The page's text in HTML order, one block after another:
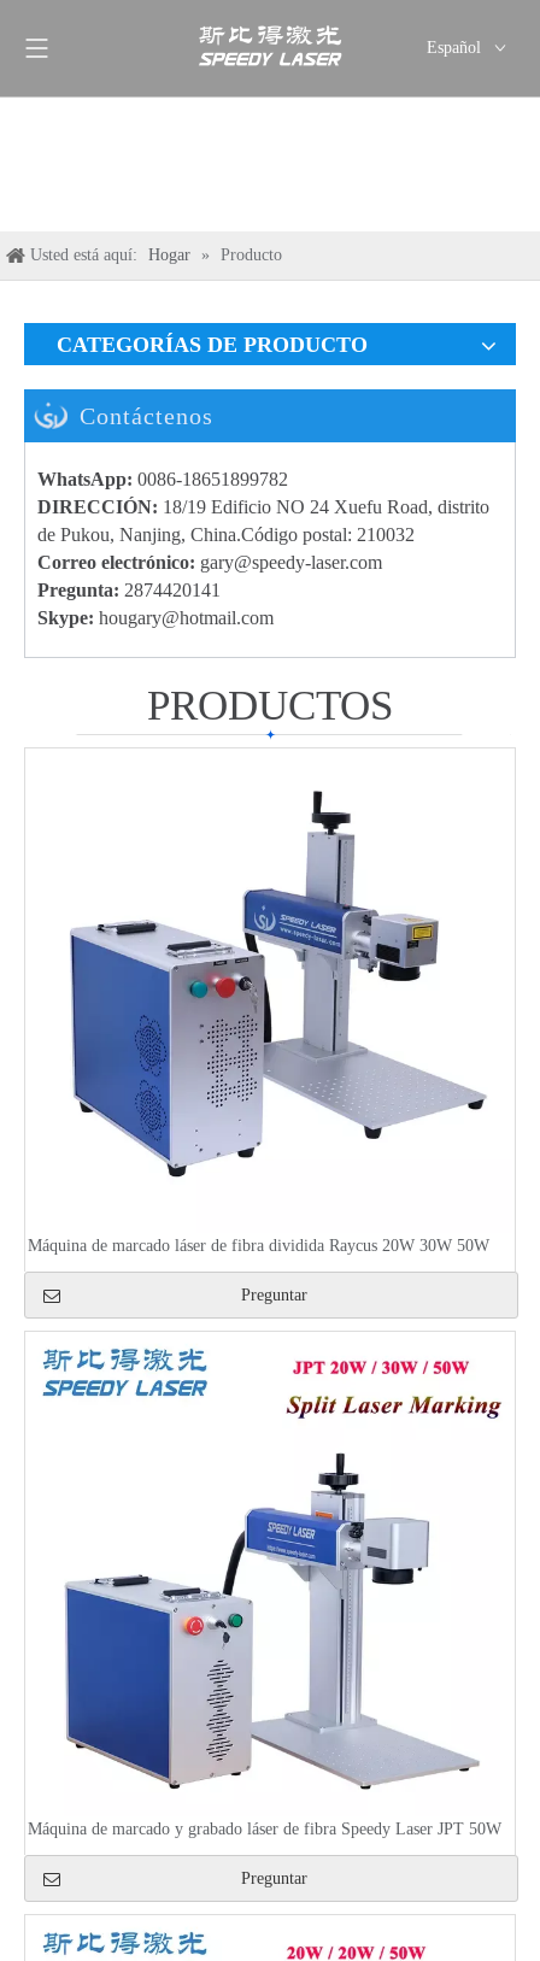
Español
Usted está aquí: Hogar » Producto
CATEGORÍAS DE PRODUCTO
Contáctenos
WhatsApp: 0086-18651899782
DIRECCIÓN: 18/19 Edificio NO 24 Xuefu Road, distrito
de Pukou, Nanjing, China.Código postal: 210032
Correo electrónico: gary@speedy-laser.com
Pregunta: 2874420141
Skype: hougary@hotmail.com
PRODUCTOS
Máquina de marcado láser de fibra dividida Raycus 20W 30W 50W
Preguntar
Máquina de marcado y grabado láser de fibra Speedy Laser JPT 50W
Preguntar